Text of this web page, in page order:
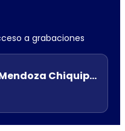
a grabaciones
Chiquipoma